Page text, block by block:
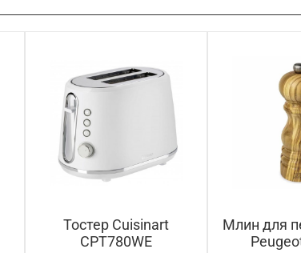
Тостер Cuisinart
CPT780WE
Млин для